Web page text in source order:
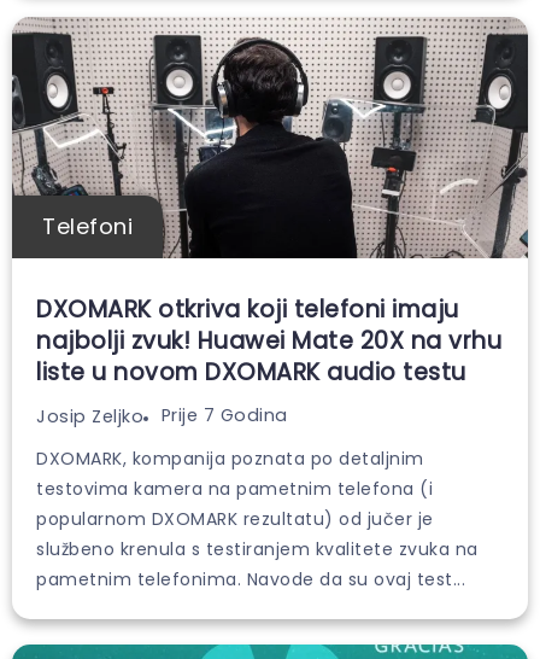
Telefoni
DXOMARK otkriva koji telefoni imaju
najbolji zvuk! Huawei Mate 20X na vrhu
liste u novom DXOMARK audio testu
Josip Zeljko
Prije 7 Godina
DXOMARK, kompanija poznata po detaljnim
testovima kamera na pametnim telefona (i
popularnom DXOMARK rezultatu) od jučer je
službeno krenula s testiranjem kvalitete zvuka na
pametnim telefonima. Navode da su ovaj test...